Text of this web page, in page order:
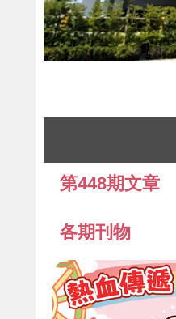
第448期文章
各期刊物